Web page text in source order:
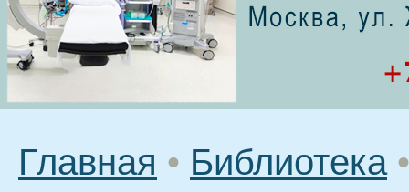
Главная • Библиотека •